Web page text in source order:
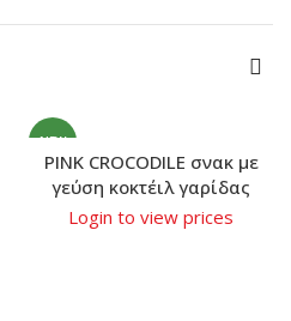
NEW
PINK CROCODILE σνακ με
γεύση κοκτέιλ γαρίδας
Login to view prices